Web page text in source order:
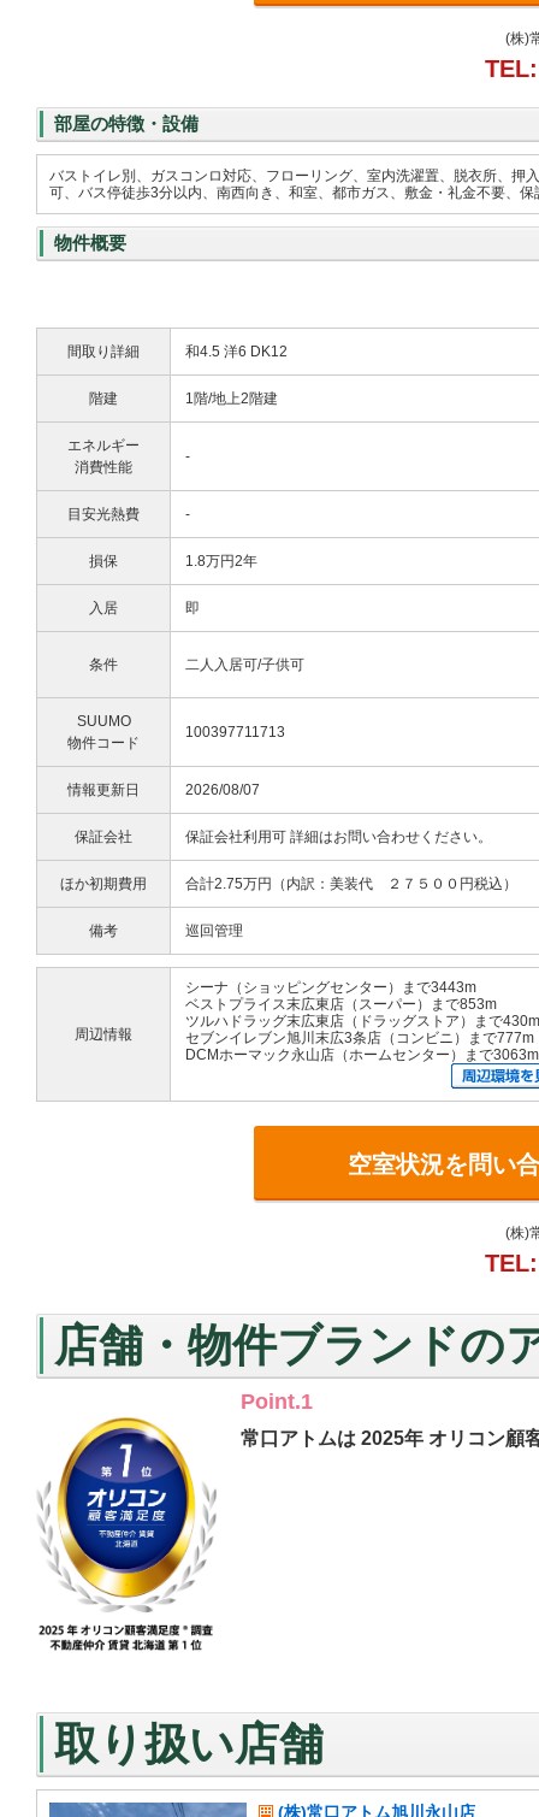
(株)
部屋の特徴・設備
バストイレ別、ガスコンロ対応、フローリング、室内洗濯置、脱衣所、
可、バス停徒歩3分以内、南西向き、和室、都市ガス、敷金・礼金不要、
物件概要
間取り詳細 和4.5 洋6 DK12
階建 1階/地上2階建
エネルギー
消費性能
-
目安光熱費 -
損保 1.8万円2年
入居 即
条件 二人入居可/子供可
SUUMO
物件コード
100397711713
情報更新日 2026/08/07
保証会社 保証会社利用可 詳細はお問い合わせください。
ほか初期費用 合計2.75万円（内訳：美装代 ２７５００円税込）
備考 巡回管理
周辺情報
シーナ（ショッピングセンター）まで3443m
ベストプライス末広東店（スーパー）まで853m
ツルハドラッグ末広東店（ドラッグストア）まで430m
セブンイレブン旭川末広3条店（コンビニ）まで777m
DCMホーマック永山店（ホームセンター）まで3063m
空室状況を問い
(株)
店舗・物件ブランドの
Point.1
常口アトムは 2025年 オリコン顧
取り扱い店舗
(株)常口アトム旭川永山店